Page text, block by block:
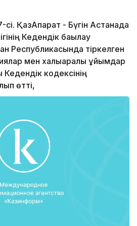
ҚазАқпарат - Бүгін Астанада
Кедендік бақылау
Республикасында тіркелген
мен халықаралық ұйымдар
кодексінің
өтті,